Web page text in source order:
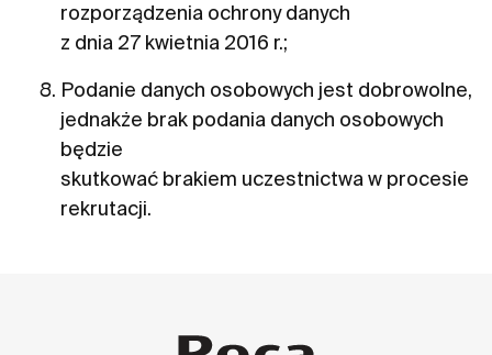
rozporządzenia ochrony danych
z dnia 27 kwietnia 2016 r.;
Podanie danych osobowych jest dobrowolne,
jednakże brak podania danych osobowych
będzie
skutkować brakiem uczestnictwa w procesie
rekrutacji.